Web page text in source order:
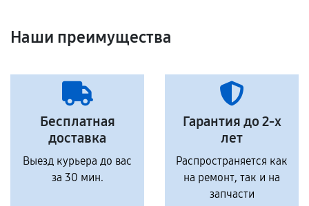
Наши преимущества
Бесплатная
доставка
Выезд курьера до вас
за 30 мин.
Гарантия до 2-х
лет
Распространяется как
на ремонт, так и на
запчасти